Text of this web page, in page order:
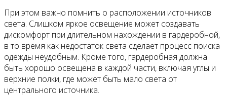
При этом важно помнить о расположении источников
света. Слишком яркое освещение может создавать
дискомфорт при длительном нахождении в гардеробной,
в то время как недостаток света сделает процесс поиска
одежды неудобным. Кроме того, гардеробная должна
быть хорошо освещена в каждой части, включая углы и
верхние полки, где может быть мало света от
центрального источника.